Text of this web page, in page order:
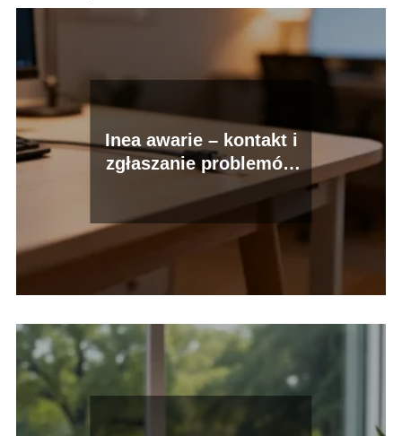
Inea awarie – kontakt i
zgłaszanie problemów
technicznych